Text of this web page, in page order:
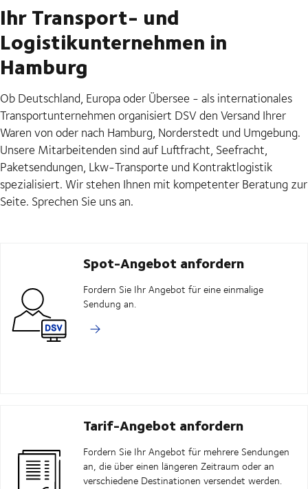
Ihr Transport- und
Logistikunternehmen in
Hamburg
Ob Deutschland, Europa oder Übersee - als internationales
Transportunternehmen organisiert DSV den Versand Ihrer
Waren von oder nach Hamburg, Norderstedt und Umgebung.
Unsere Mitarbeitenden sind auf Luftfracht, Seefracht,
Paketsendungen, Lkw-Transporte und Kontraktlogistik
spezialisiert. Wir stehen Ihnen mit kompetenter Beratung zur
Seite. Sprechen Sie uns an.
Spot-Angebot anfordern
Fordern Sie Ihr Angebot für eine einmalige
Sendung an.
Tarif-Angebot anfordern
Fordern Sie Ihr Angebot für mehrere Sendungen
an, die über einen längeren Zeitraum oder an
verschiedene Destinationen versendet werden.